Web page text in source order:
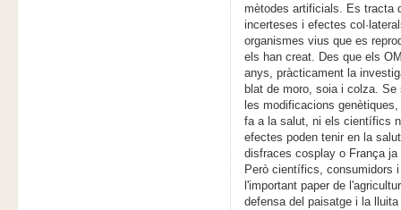
mètodes artificials. Es tracta
incerteses i efectes
organismes vius que es
els han creat. Des que els
anys, pràcticament la
blat de moro, soia i colza.
les modificacions
fa a la salut, ni els científics
efectes poden tenir en la
disfraces cosplay o França
Però científics, consumidors
l'important paper de
defensa del paisatge i la